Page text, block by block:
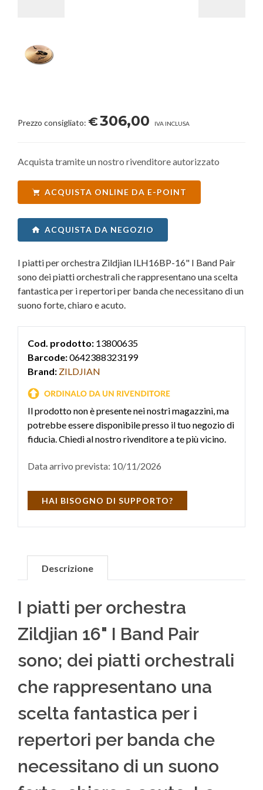
Prezzo consigliato: €306,00 IVA INCLUSA
Acquista tramite un nostro rivenditore autorizzato
ACQUISTA ONLINE DA E-POINT
ACQUISTA DA NEGOZIO
I piatti per orchestra Zildjian ILH16BP-16" I Band Pair
sono dei piatti orchestrali che rappresentano una scelta
fantastica per i repertori per banda che necessitano di un
suono forte, chiaro e acuto.
Cod. prodotto: 13800635
Barcode:0642388323199
Brand: ZILDJIAN
Il prodotto non è presente nei nostri magazzini, ma
potrebbe essere disponibile presso il tuo negozio di
fiducia. Chiedi al nostro rivenditore a te più vicino.
Data arrivo prevista: 10/11/2026
HAI BISOGNO DI SUPPORTO?
Descrizione
I piatti per orchestra
Zildjian 16" I Band Pair
sono; dei piatti orchestrali
che rappresentano una
scelta fantastica per i
repertori per banda che
necessitano di un suono